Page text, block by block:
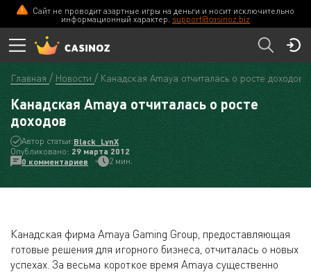
Сайт не проводит азартные игры на деньги и носит исключительно
информационный характер. support@casinoz.biz
Главная Новости Канадская Amaya отчиталась о росте доходов
Канадская Amaya отчиталась о росте
доходов
Автор статьи:Black_LynX
Опубликовано: 29 мартa 2012
0 комментариев
2 мин.
Канадская фирма Amaya Gaming Group, предоставляющая
готовые решения для игорного бизнеса, отчиталась о новых
успехах. За весьма короткое время Amaya существенно